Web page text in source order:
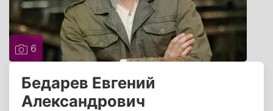
6
Бедарев Евгений
Александрович